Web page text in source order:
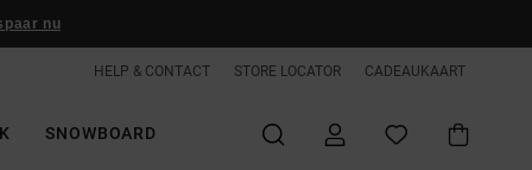
nu
HELP & CONTACT STORE LOCATOR CADEAUKAART
SNOWBOARD